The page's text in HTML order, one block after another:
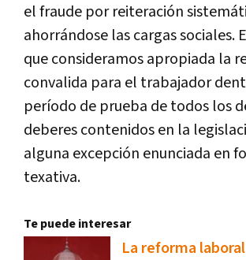
el fraude por reiteración
ahorrándose las cargas sociales.
que consideramos apropiada la
convalida para el trabajador
período de prueba de todos los
deberes contenidos en la
alguna excepción enunciada en
texativa.
Te puede interesar
La reforma